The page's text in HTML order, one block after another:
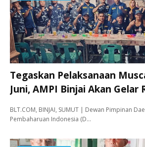
Tegaskan Pelaksanaan
Juni, AMPI Binjai Akan Gelar
BLT.COM, BINJAI, SUMUT | Dewan Pimpinan
Pembaharuan Indonesia (D…